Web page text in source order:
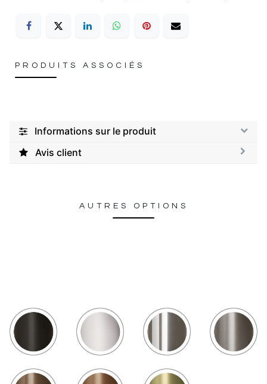
PRODUITS ASSOCIÉS
Informations sur le produit
Avis client
AUTRES OPTIONS